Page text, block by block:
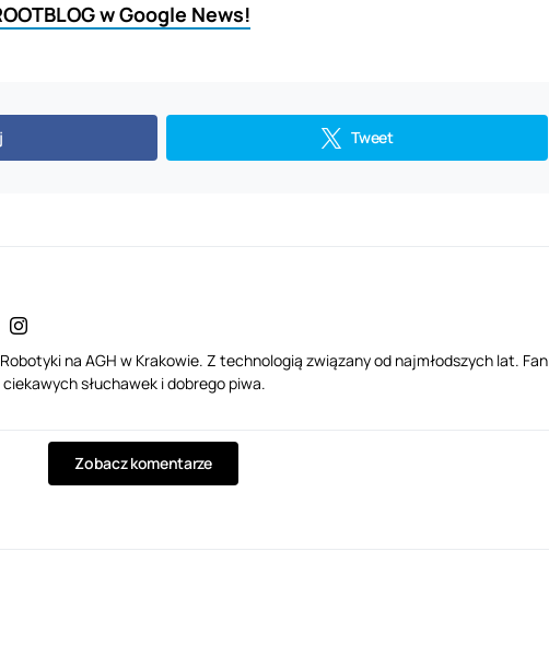
w Google News!
Tweet
na AGH w Krakowie. Z technologią związany od najmłodszych lat. Fan
słuchawek i dobrego piwa.
Zobacz komentarze